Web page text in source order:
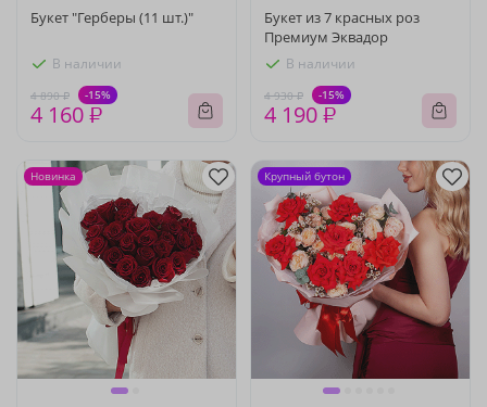
Букет "Герберы (11 шт.)"
В наличии
4 890 ₽ -15%
4 160 ₽
Букет из 7 красных роз
Премиум Эквадор
В наличии
4 930 ₽ -15%
4 190 ₽
Новинка Крупный бутон